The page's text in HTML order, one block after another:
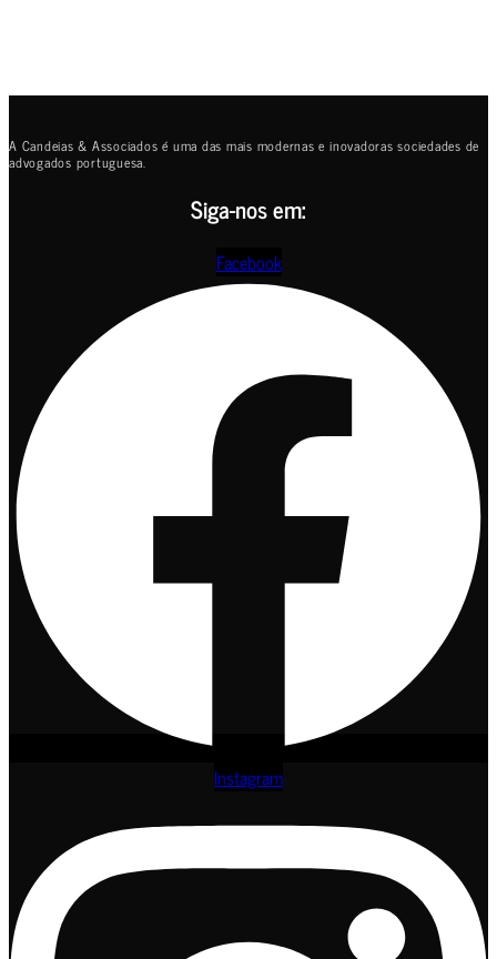
A Candeias & Associados é uma das mais modernas e inovadoras sociedades de
advogados portuguesa.
Siga-nos em:
Facebook
Instagram